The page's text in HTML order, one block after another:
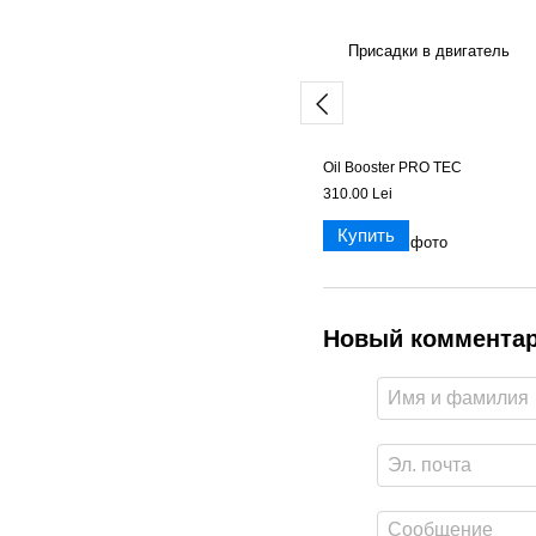
Oil Booster PRO TEC
310.00 Lei
Купить
Новый